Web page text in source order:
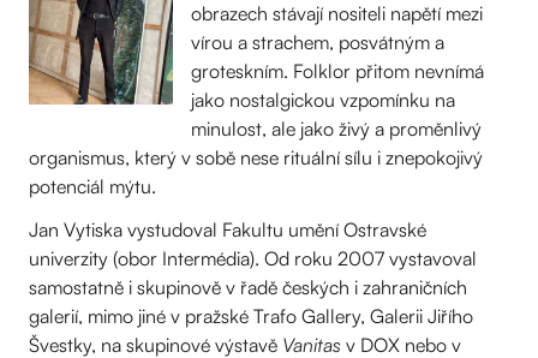
obrazech stávají nositeli napětí mezi
vírou a strachem, posvátným a
groteskním. Folklor přitom nevnímá
jako nostalgickou vzpomínku na
minulost, ale jako živý a proměnlivý
organismus, který v sobě nese rituální sílu i znepokojivý
potenciál mýtu.
Jan Vytiska vystudoval Fakultu umění Ostravské
univerzity (obor Intermédia). Od roku 2007 vystavoval
samostatně i skupinově v řadě českých i zahraničních
galerií, mimo jiné v pražské Trafo Gallery, Galerii Jiřího
Švestky, na skupinové výstavě Vanitas v DOX nebo v